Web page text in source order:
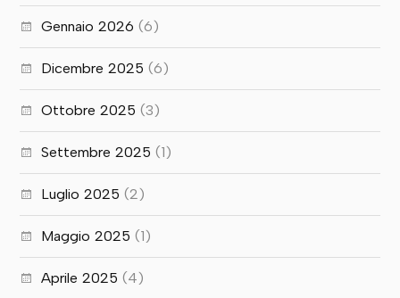
Gennaio 2026 (6)
Dicembre 2025 (6)
Ottobre 2025 (3)
Settembre 2025 (1)
Luglio 2025 (2)
Maggio 2025 (1)
Aprile 2025 (4)